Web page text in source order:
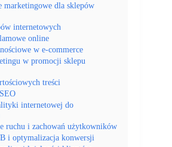
marketingowe dla sklepów
internetowych
online
w e-commerce
w promocji sklepu
treści
internetowej do
ruchu i zachowań użytkowników
i optymalizacja konwersji